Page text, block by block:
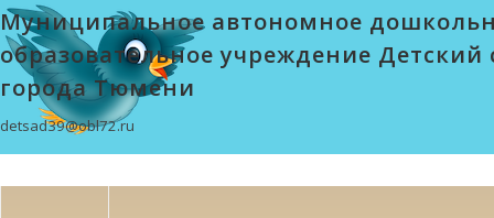
Муниципальное автономное
образовательное учреждение Детский
города Тюмени
detsad39@obl72.ru